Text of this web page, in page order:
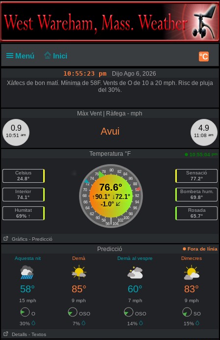
Menú Inici °C
10:55:23 pm
Dijo Ago 6, 2026
Xàfecs de bon matí. Mínima de 58F. Vents de O de 10 a 20 mph. Risc de pluja
del 30%.
Màx Vent | Ràfega - mph
0.9
10:51am
4.9
11:08am
Avui
Temperatura °F 10:55:04 pm
Celsius
24.8°
Interior
74.1°
Humitat
69% ↑
80
78 82
76
84
74
86
72
88
70
90
68
92
66
94
64
96
62
98
60
100
58 102
|
56 104
76.6°
↑90.1°↓72.1°
-1.0°
Sensació
77.2°
Bombeta hum.
69.8°
Rosada
65.7°
Gràfics - Predicció
Predicció
Fora de línia
Aquesta nit
Demà Demà al vespre Dimecres
58° 85° 60° 83°
15 mph 9 mph 7 mph 9 mph
O OSO OSO
SO
30%
7% 14%
15%
Detalls - Textos